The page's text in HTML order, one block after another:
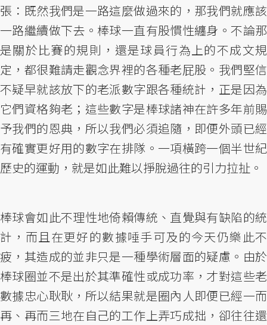
張：既然我們是一路這麼做過來的，那我們就應該
一路繼續做下去。棒球一直有股慣性纏身。不論那
是關於比賽的規則，還是球員行為上的不成文規
定，都很難請走觀念界裡的各種老屁股。我們堅信
不疑早就該放下的老派數字跟各種統計，正是因為
它們資格夠老；這些數字是棒球諸神在許多年前賜
予我們的恩典，所以我們必須追隨，即便外頭已經
有確實更好用的數字在排隊。一項橫跨一個半世紀
歷史的運動，就是如此難以掙脫過往的引力拉扯。
棒球會如此不理性地倚賴傳統、直覺與有缺陷的統
計，而且在更好的數據唾手可及的今天仍樂此不
疲，其造成的並非只是一種學術層面的疑慮。由於
棒球圈並不是出於其準確性或成功率，才對這些老
數據忠心耿耿，所以結果就是圈內人即便已經一而
再、再而三地在自己的工作上弄巧成拙，卻往往還